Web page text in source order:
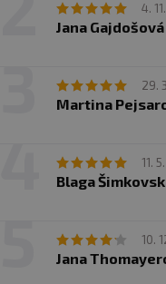
4.
Jana Gajdošová
29.
Martina
11.
Blaga
10.
Jana